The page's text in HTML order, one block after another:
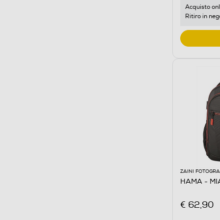
Acquisto
Ritiro in
ZAINI
HAMA -
€ 62,90